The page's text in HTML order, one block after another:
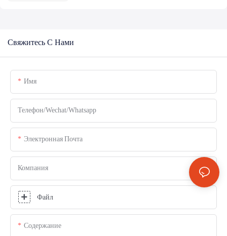
Свяжитесь С Нами
Имя
Телефон/Wechat/Whatsapp
Электронная Почта
Компания
Файл
Содержание